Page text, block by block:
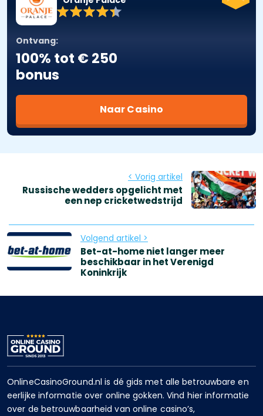
Ontvang:
100% tot € 250
bonus
Naar Casino
< Vorig artikel
Russische wedders opgelicht met
een nep cricketwedstrijd
Volgend artikel >
Bet-at-home niet langer meer
beschikbaar in het Verenigd
Koninkrijk
OnlineCasinoGround.nl is dé gids met alle betrouwbare en
eerlijke informatie over online gokken. Vind hier informatie
over de betrouwbaarheid van online casino’s,